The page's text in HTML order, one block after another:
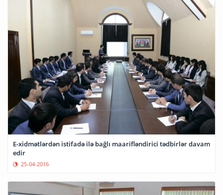
E-xidmətlərdən istifadə ilə bağlı maarifləndirici tədbirlər davam
edir
25-04-2016